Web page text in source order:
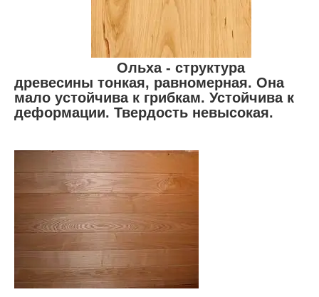
Ольха - структура
древесины тонкая, равномерная. Она
мало устойчива к грибкам. Устойчива к
деформации. Твердость невысокая.